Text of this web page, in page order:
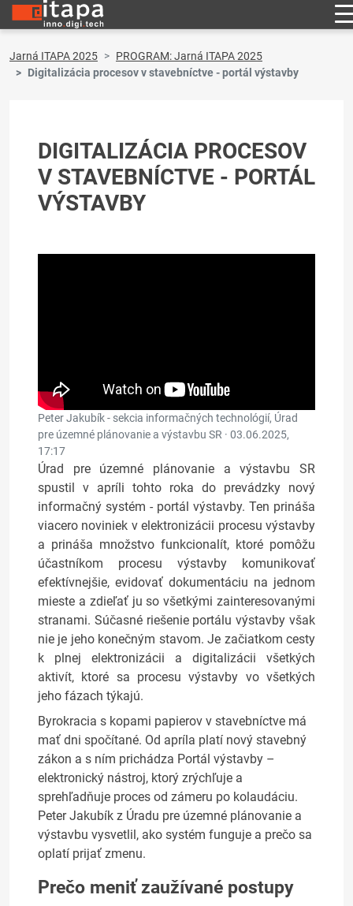
Jarná ITAPA 2025
PROGRAM: Jarná ITAPA 2025
Digitalizácia procesov v stavebníctve - portál výstavby
DIGITALIZÁCIA PROCESOV
V STAVEBNÍCTVE - PORTÁL
VÝSTAVBY
Peter Jakubík - sekcia informačných technológií, Úrad
pre územné plánovanie a výstavbu SR · 03.06.2025,
17:17
Úrad pre územné plánovanie a výstavbu SR
spustil v apríli tohto roka do prevádzky nový
informačný systém - portál výstavby. Ten prináša
viacero noviniek v elektronizácii procesu výstavby
a prináša množstvo funkcionalít, ktoré pomôžu
účastníkom procesu výstavby komunikovať
efektívnejšie, evidovať dokumentáciu na jednom
mieste a zdieľať ju so všetkými zainteresovanými
stranami. Súčasné riešenie portálu výstavby však
nie je jeho konečným stavom. Je začiatkom cesty
k plnej elektronizácii a digitalizácii všetkých
aktivít, ktoré sa procesu výstavby vo všetkých
jeho fázach týkajú.
Byrokracia s kopami papierov v stavebníctve má
mať dni spočítané. Od apríla platí nový stavebný
zákon a s ním prichádza Portál výstavby –
elektronický nástroj, ktorý zrýchľuje a
sprehľadňuje proces od zámeru po kolaudáciu.
Peter Jakubík z Úradu pre územné plánovanie a
výstavbu vysvetlil, ako systém funguje a prečo sa
oplatí prijať zmenu.
Prečo meniť zaužívané postupy